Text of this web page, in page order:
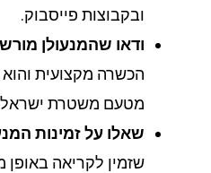
ובקבוצות פייסבוק.
ודאו שהמנעולן מורשה.
הכשרה מקצועית והוא
מטעם משטרת ישראל.
שאלו על זמינות המנעולן.
שזמין לקריאה באופן